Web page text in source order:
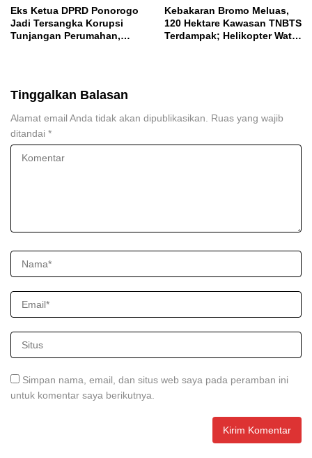
Eks Ketua DPRD Ponorogo
Jadi Tersangka Korupsi
Tunjangan Perumahan,
Kebakaran Bromo Meluas,
120 Hektare Kawasan TNBTS
Terdampak; Helikopter Water
Tinggalkan Balasan
Alamat email Anda tidak akan dipublikasikan.
Ruas yang wajib
ditandai *
Simpan nama, email, dan situs web saya pada peramban ini
untuk komentar saya berikutnya.